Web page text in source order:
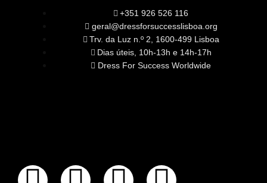
+351 926 526 116
geral@dressforsuccesslisboa.org
Trv. da Luz n.º 2, 1600-499 Lisboa
Dias úteis, 10h-13h e 14h-17h
Dress For Success Worldwide